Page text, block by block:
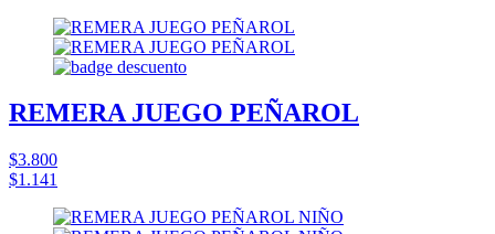
REMERA JUEGO PEÑAROL
$3.800
$1.141